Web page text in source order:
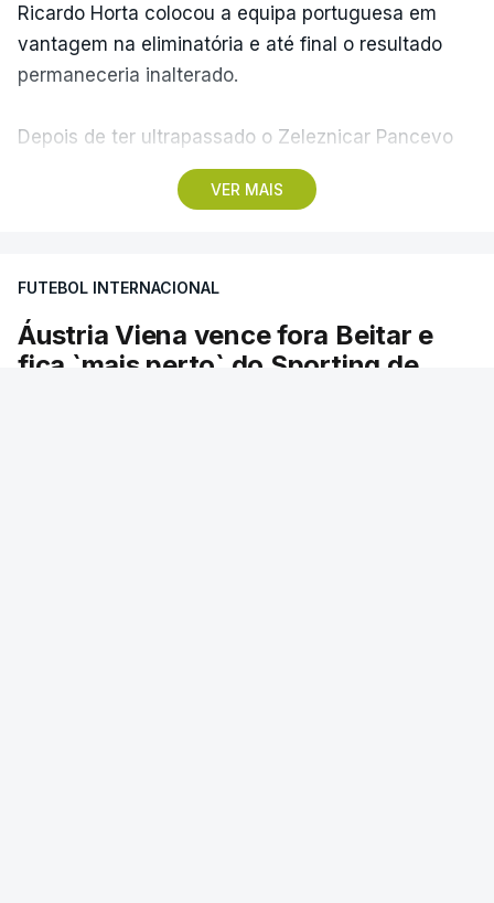
VER MAIS
Ricardo Horta colocou a equipa portuguesa em
vantagem na eliminatória e até final o resultado
permaneceria inalterado.
Depois de ter ultrapassado o Zeleznicar Pancevo
na segunda pré-eliminatória de acesso à fase de
liga da Liga Conferência, caso elimine Dínamo de
ao facto de a Bielorrússia ser aliada da Rússia - o
Sporting de Braga irá defrontar no play-off o
vencedor da eliminatória entre Beitar e Áustria
FUTEBOL INTERNACIONAL
Áustria Viena vence fora Beitar e
fica `mais perto` do Sporting de